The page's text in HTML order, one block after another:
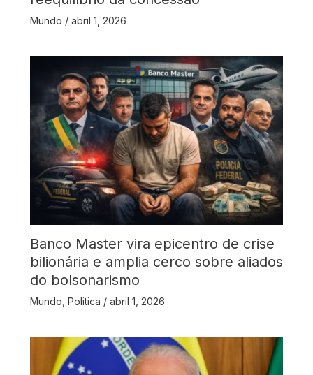
Mundo / abril 1, 2026
Banco Master vira epicentro de crise
bilionária e amplia cerco sobre aliados
do bolsonarismo
Mundo Politica / abril 1, 2026